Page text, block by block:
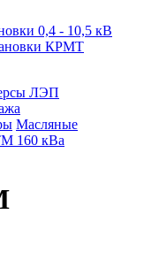
0,4 - 10,5 кВ
КРМТ
ЛЭП
Масляные
160 кВа